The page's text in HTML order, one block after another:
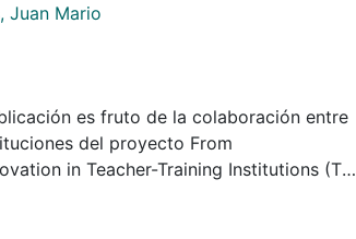
Juan Mario
es fruto de la colaboración entre
del proyecto From
in Teacher-Training Institutions (TO
de referencia 573685-